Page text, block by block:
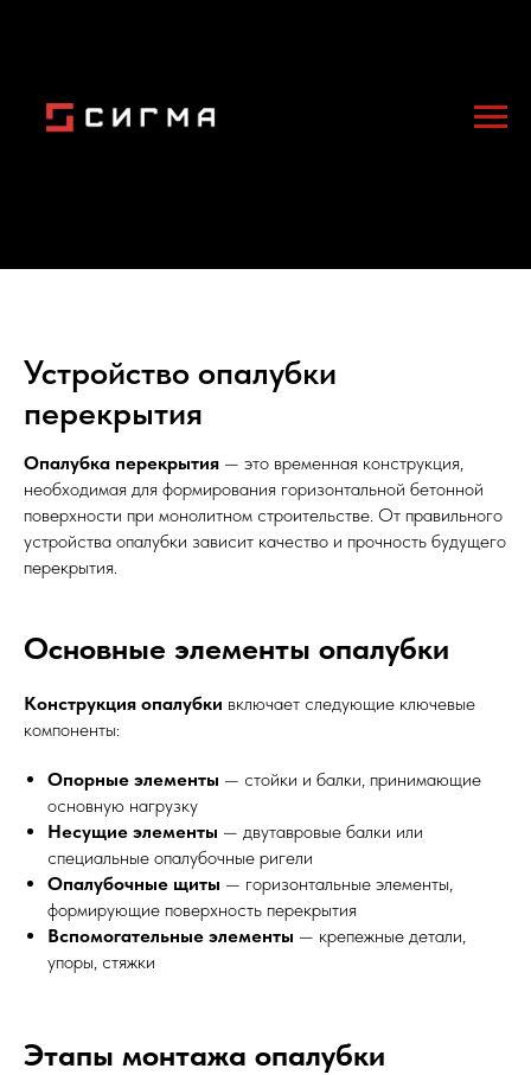
Устройство опалубки
перекрытия
Опалубка перекрытия — это временная конструкция,
необходимая для формирования горизонтальной бетонной
поверхности при монолитном строительстве. От правильного
устройства опалубки зависит качество и прочность будущего
перекрытия.
Основные элементы опалубки
Конструкция опалубки включает следующие ключевые
компоненты:
Опорные элементы — стойки и балки, принимающие
основную нагрузку
Несущие элементы — двутавровые балки или
специальные опалубочные ригели
Опалубочные щиты — горизонтальные элементы,
формирующие поверхность перекрытия
Вспомогательные элементы — крепежные детали,
упоры, стяжки
Этапы монтажа опалубки